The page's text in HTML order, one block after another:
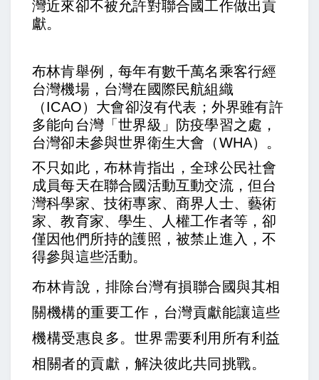
灣近來卻不被允許對聯合國工作做出貢
獻。
布林肯舉例，每年有數千萬名乘客行經
台灣機場，台灣在國際民航組織
（ICAO）大會卻沒有代表；外界雖有許
多能向台灣「世界級」防疫學習之處，
台灣卻未參與世界衛生大會（WHA）。
不只如此，布林肯指出，全球公民社會
成員每天在聯合國活動互動交流，但台
灣科學家、技術專家、商界人士、藝術
家、教育家、學生、人權工作者等，卻
僅因他們所持的護照，被禁止進入，不
得參與這些活動。
布林肯說，排除台灣有損聯合國與其相
關機構的重要工作，台灣貢獻能讓這些
機構受惠良多。世界需要利用所有利益
相關者的貢獻，解決彼此共同挑戰。